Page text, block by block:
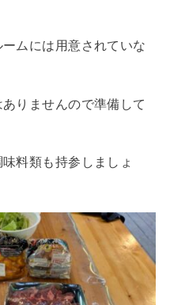
ムには用意されていな
りませんので準備して
料類も持参しましょ